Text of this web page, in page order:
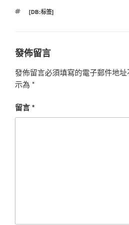
標
[DB:标签]
發佈留言
發佈留言必須填寫的電子郵件地址
示為 *
留言*